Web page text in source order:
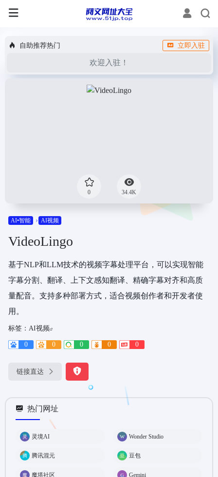
自助推荐热门 立即入驻
欢迎入驻！
0 34.4K
AI•智能 AI视频
VideoLingo
基于NLP和LLM技术的视频字幕处理平台，可以实现智能
字幕分割、翻译、上下文感知翻译、精确字幕对齐和高质
量配音。支持多种部署方式，适合视频创作者和开发者使
用。
标签： AI视频
0 0 0 0 0
链接直达
热门网址
灵境AI Wonder Studio
腾讯混元 豆包
魔塔社区 Gemini